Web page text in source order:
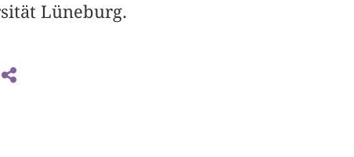
Lüneburg.